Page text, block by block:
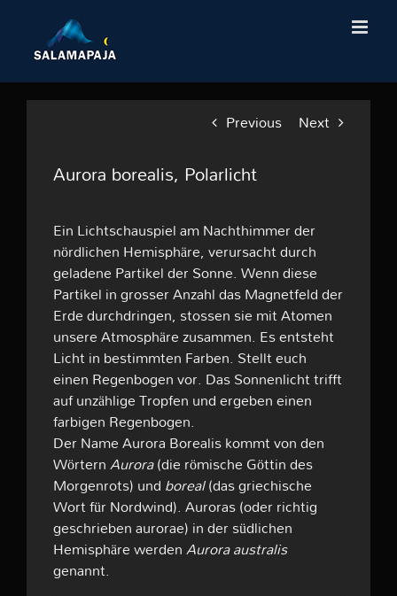
content
Previous Next
Aurora borealis, Polarlicht
Ein Lichtschauspiel am Nachthimmer der
nördlichen Hemisphäre, verursacht durch
geladene Partikel der Sonne. Wenn diese
Partikel in grosser Anzahl das Magnetfeld der
Erde durchdringen, stossen sie mit Atomen
unsere Atmosphäre zusammen. Es entsteht
Licht in bestimmten Farben. Stellt euch
einen Regenbogen vor. Das Sonnenlicht trifft
auf unzählige Tropfen und ergeben einen
farbigen Regenbogen.
Der Name Aurora Borealis kommt von den
WörternAurora(die römische Göttin des
Morgenrots) undboreal(das griechische
Wort für Nordwind). Auroras (oder richtig
geschrieben aurorae) in der südlichen
Hemisphäre werdenAurora australis
genannt.